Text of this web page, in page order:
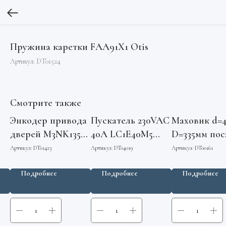
Пружина каретки FAA91X1 Otis
Артикул: DT01524
Смотрите также
Энкодер привода
дверей M3NK1357
Sigma
Артикул: DT01423
Подробнее
Пускатель 230VAC
40А LC1E40M5
Schneider Electric
Артикул: DT04019
Подробнее
Маховик
D=335мм
Артикул: DT00161
Подробнее